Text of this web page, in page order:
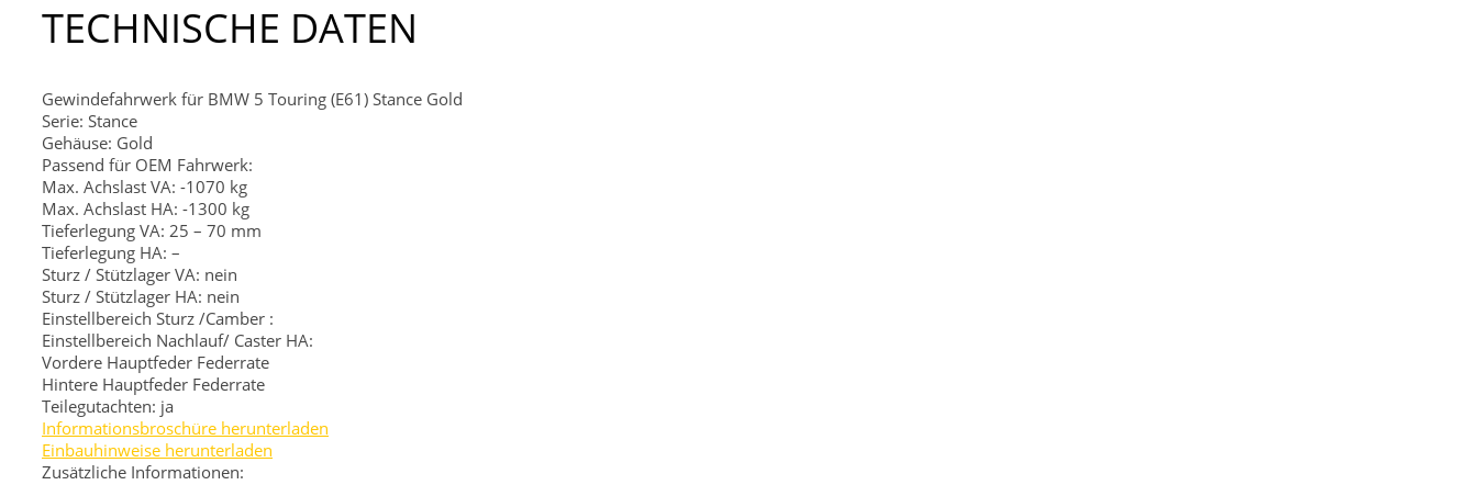
TECHNISCHE DATEN
Gewindefahrwerk für BMW 5 Touring (E61) Stance Gold
Serie: Stance
Gehäuse: Gold
Passend für OEM Fahrwerk:
Max. Achslast VA: -1070 kg
Max. Achslast HA: -1300 kg
Tieferlegung VA: 25 – 70 mm
Tieferlegung HA: –
Sturz / Stützlager VA: nein
Sturz / Stützlager HA: nein
Einstellbereich Sturz /Camber :
Einstellbereich Nachlauf/ Caster HA:
Vordere Hauptfeder Federrate
Hintere Hauptfeder Federrate
Teilegutachten: ja
Informationsbroschüre herunterladen
Einbauhinweise herunterladen
Zusätzliche Informationen: